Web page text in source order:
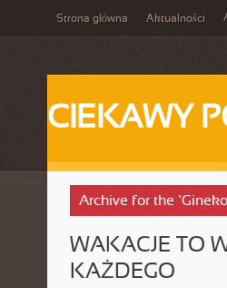
Strona główna Aktualności
CIEKAWY
Archive for the
WAKACJE TO
KAŻDEGO